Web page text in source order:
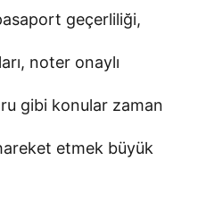
geçerliliği,
noter onaylı
gibi konular zaman
etmek büyük